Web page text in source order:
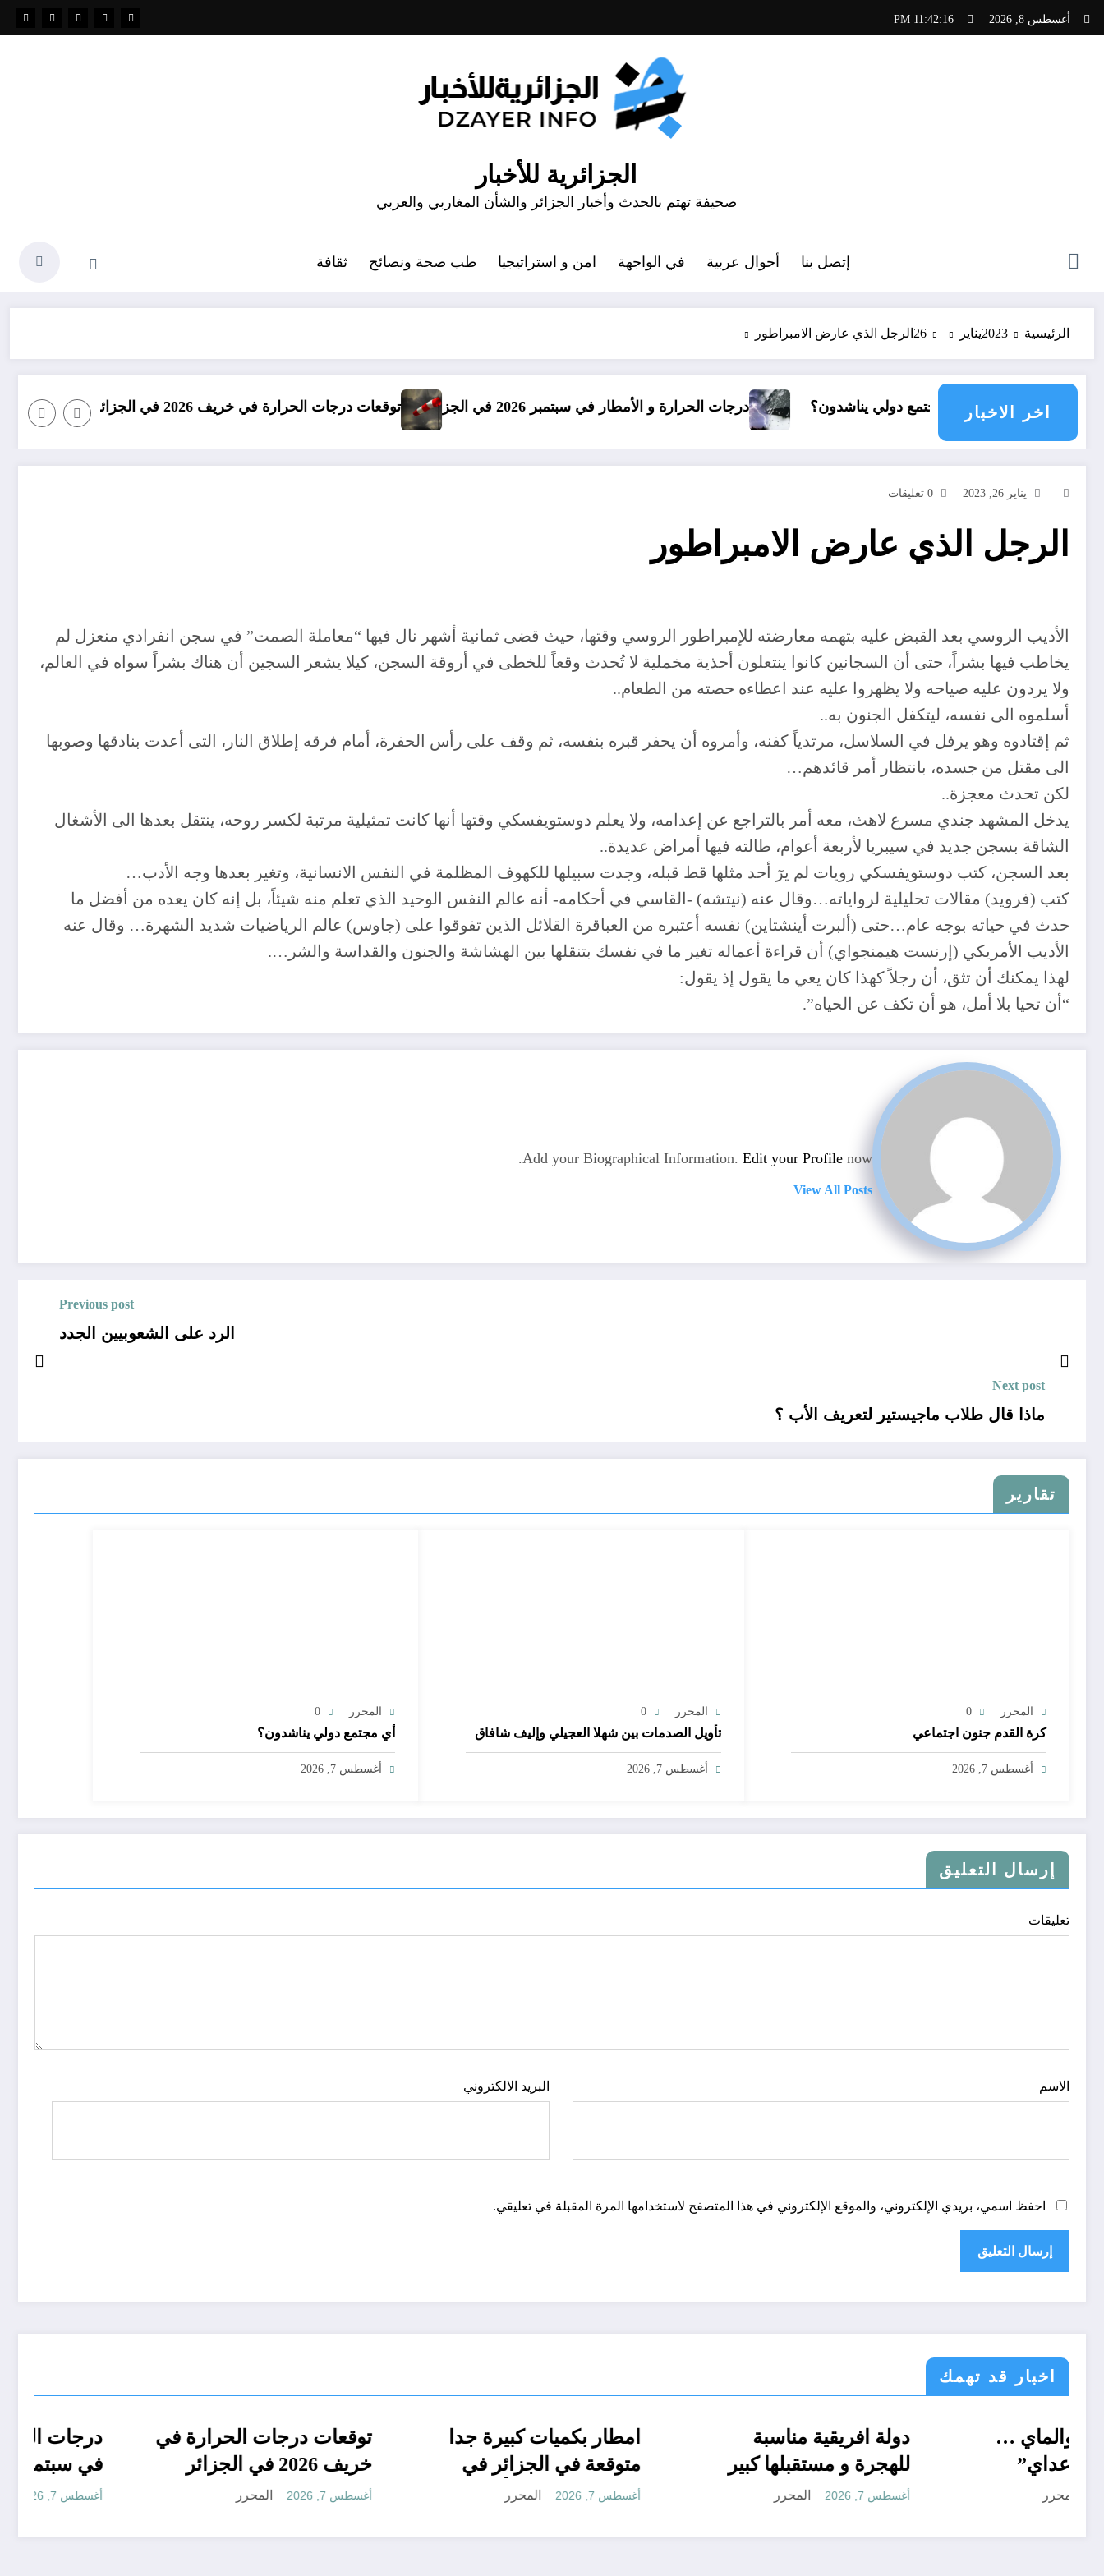
التجاوز
أغسطس 8, 2026 11:42:17 PM
الجزائرية للأخبار
صحيفة تهتم بالحدث وأخبار الجزائر والشأن المغاربي والعربي
إتصل بنا أحوال عربية في الواجهة امن و استراتيجيا طب صحة ونصائح ثقافة
الرئيسية 2023يناير 26 الرجل الذي عارض الامبراطور
اخر الاخبار
أي مجتمع دولي يناشدون؟ درجات الحرارة و الأمطار في سبتمبر 2026 في الجزائر توقعات درجات الحرارة في خريف 2026 في الجزائر امطار بكميات كبيرة
يناير 26, 2023 0 تعليقات
الرجل الذي عارض الامبراطور
الأديب الروسي بعد القبض عليه بتهمه معارضته للإمبراطور الروسي وقتها، حيث قضى ثمانية أشهر نال فيها “معاملة الصمت” في سجن انفرادي منعزل لم
يخاطب فيها بشراً، حتى أن السجانين كانوا ينتعلون أحذية مخملية لا تُحدث وقعاً للخطى في أروقة السجن، كيلا يشعر السجين أن هناك بشراً سواه في العالم،
ولا يردون عليه صياحه ولا يظهروا عليه عند اعطاءه حصته من الطعام..
أسلموه الى نفسه، ليتكفل الجنون به..
ثم إقتادوه وهو يرفل في السلاسل، مرتدياً كفنه، وأمروه أن يحفر قبره بنفسه، ثم وقف على رأس الحفرة، أمام فرقه إطلاق النار، التى أعدت بنادقها وصوبها
الى مقتل من جسده، بانتظار أمر قائدهم…
لكن تحدث معجزة..
يدخل المشهد جندي مسرع لاهث، معه أمر بالتراجع عن إعدامه، ولا يعلم دوستويفسكي وقتها أنها كانت تمثيلية مرتبة لكسر روحه، ينتقل بعدها الى الأشغال
الشاقة بسجن جديد في سيبريا لأربعة أعوام، طالته فيها أمراض عديدة..
بعد السجن، كتب دوستويفسكي رويات لم يرٓ أحد مثلها قط قبله، وجدت سبيلها للكهوف المظلمة في النفس الانسانية، وتغير بعدها وجه الأدب…
كتب (فرويد) مقالات تحليلية لرواياته…وقال عنه (نيتشه) -القاسي في أحكامه- أنه عالم النفس الوحيد الذي تعلم منه شيئاً، بل إنه كان يعده من أفضل ما
حدث في حياته بوجه عام…حتى (ألبرت أينشتاين) نفسه أعتبره من العباقرة القلائل الذين تفوقوا على (جاوس) عالم الرياضيات شديد الشهرة… وقال عنه
الأديب الأمريكي (إرنست هيمنجواي) أن قراءة أعماله تغير ما في نفسك بتنقلها بين الهشاشة والجنون والقداسة والشر….
لهذا يمكنك أن تثق، أن رجلاً كهذا كان يعي ما يقول إذ يقول:
“أن تحيا بلا أمل، هو أن تكف عن الحياه”.
Add your Biographical Information. Edit your Profile now.
View All Posts
Previous post
الرد على الشعوبيين الجدد
Next post
ماذا قال طلاب ماجيستير لتعريف الأب ؟
تقارير
المحرر 0
كرة القدم جنون اجتماعي
أغسطس 7, 2026
المحرر 0
تأويل الصدمات بين شهلا العجيلي وإليف شافاق
أغسطس 7, 2026
المحرر 0
أي مجتمع دولي يناشدون؟
أغسطس 7, 2026
إرسال التعليق
تعليقات
الاسم البريد الالكتروني
احفظ اسمي، بريدي الإلكتروني، والموقع الإلكتروني في هذا المتصفح لاستخدامها المرة المقبلة في تعليقي.
اخبار قد تهمك
الجزائر الحدث
توقعات درجات الحرارة في
خريف 2026 في الجزائر
أغسطس 7, 2026
الجزائر الحدث
امطار بكميات كبيرة جدا
متوقعة في الجزائر في
شهري سبتمبر و أكتوبر ..
أغسطس 7, 2026
دولة افريقية مناسبة
للهجرة و مستقبلها كبير
أغسطس 7, 2026
أحوال عربية
“منريد الخبز والماي …
بس سالم ابو عداي”
أغسطس 7, 2026